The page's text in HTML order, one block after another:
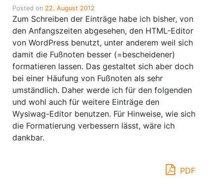
Posted on 22. August 2012
Zum Schreiben der Einträge habe ich bisher, von
den Anfangszeiten abgesehen, den HTML-Editor
von WordPress benutzt, unter anderem weil sich
damit die Fußnoten besser (=bescheidener)
formatieren lassen. Das gestaltet sich aber doch
bei einer Häufung von Fußnoten als sehr
umständlich. Daher werde ich für den folgenden
und wohl auch für weitere Einträge den
Wysiwag-Editor benutzen. Für Hinweise, wie sich
die Formatierung verbessern lässt, wäre ich
dankbar.
PDF